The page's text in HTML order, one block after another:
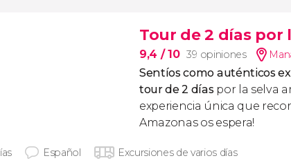
Tour de 2 días por
9,4 / 10 39 opiniones
Sentíos como auténticos
tour de 2 díaspor la selva
experiencia única que
Amazonas os espera!
Español Excursiones de varios días